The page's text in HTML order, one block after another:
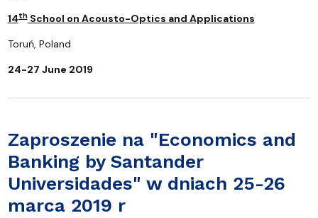
14thSchool on Acousto-Optics and Applications
Toruń, Poland
24-27 June 2019
Zaproszenie na "Economics and
Banking by Santander
Universidades" w dniach 25-26
marca 2019 r